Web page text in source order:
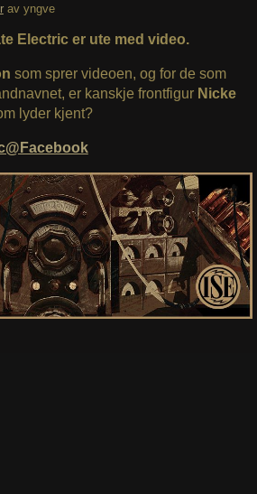
av yngve
Electric er ute med video.
som sprer videoen, og for de som
er kanskje frontfigur Nicke
lyder kjent?